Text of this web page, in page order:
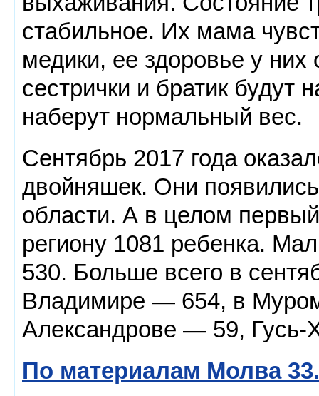
стабильное. Их мама
медики, ее здоровье у
сестрички и братик будут
наберут нормальный вес.
Сентябрь 2017 года
двойняшек. Они
области. А в целом
региону 1081 ребенка.
530. Больше всего в
Владимире — 654, в
Александрове — 59,
По материалам Молва 33.